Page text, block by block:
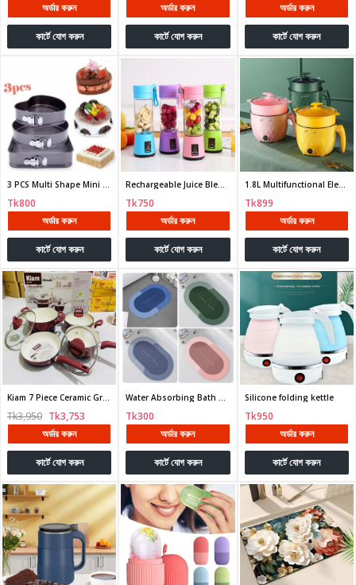
অর্ডার করুন
কার্টে যোগ করুন
অর্ডার করুন
কার্টে যোগ করুন
অর্ডার করুন
কার্টে যোগ করুন
3 PCS Multi Shape Mini Cake Mould
Tk800
অর্ডার করুন
কার্টে যোগ করুন
Rechargeable Juice Blender
Tk750
অর্ডার করুন
কার্টে যোগ করুন
1.8L Multifunctional Electric Rice Cooker
Tk899
অর্ডার করুন
কার্টে যোগ করুন
Kiam 7 Piece Ceramic Granite
Tk3,950 Tk3,753
অর্ডার করুন
কার্টে যোগ করুন
Water Absorbing Bath Mat
Tk300
অর্ডার করুন
কার্টে যোগ করুন
Silicone folding kettle
Tk950
অর্ডার করুন
কার্টে যোগ করুন